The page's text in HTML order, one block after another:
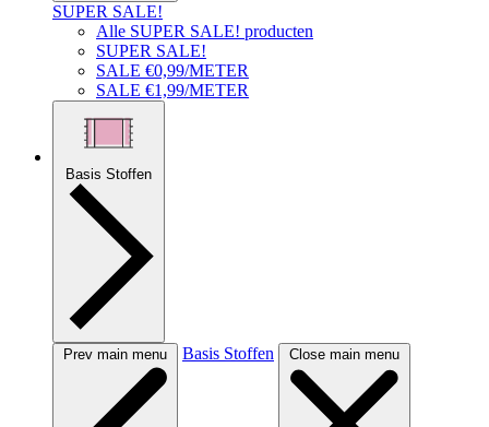
SUPER SALE!
Alle SUPER SALE! producten
SUPER SALE!
SALE €0,99/METER
SALE €1,99/METER
Basis Stoffen
Prev main menu Basis Stoffen Close main menu